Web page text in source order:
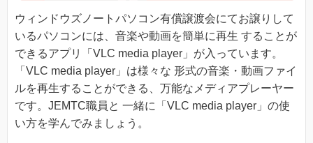
ウィンドウズノートパソコン有償譲渡会にてお譲りして
いるパソコンには、音楽や動画を簡単に再生 することが
できるアプリ「VLC media player」が入っています。
「VLC media player」は様々な 形式の音楽・動画ファイ
ルを再生することができる、万能なメディアプレーヤー
です。JEMTC職員と 一緒に「VLC media player」の使
い方を学んでみましょう。